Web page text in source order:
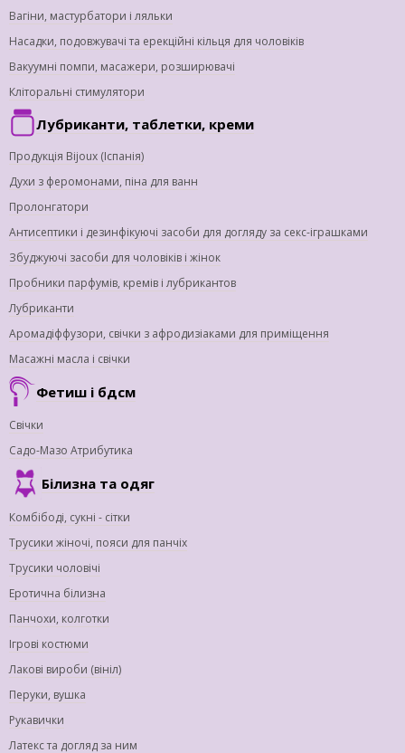
Вагіни, мастурбатори і ляльки
Насадки, подовжувачі та ерекційні кільця для чоловіків
Вакуумні помпи, масажери, розширювачі
Кліторальні стимулятори
Лубриканти, таблетки, креми
Продукція Bijoux (Іспанія)
Духи з феромонами, піна для ванн
Пролонгатори
Антисептики і дезинфікуючі засоби для догляду за секс-іграшками
Збуджуючі засоби для чоловіків і жінок
Пробники парфумів, кремів і лубрикантов
Лубриканти
Аромадіффузори, свічки з афродизіаками для приміщення
Масажні масла і свічки
Фетиш і бдсм
Свічки
Садо-Мазо Атрибутика
Білизна та одяг
Комбібоді, сукні - сітки
Трусики жіночі, пояси для панчіх
Трусики чоловічі
Еротична білизна
Панчохи, колготки
Ігрові костюми
Лакові вироби (вініл)
Перуки, вушка
Рукавички
Латекс та догляд за ним